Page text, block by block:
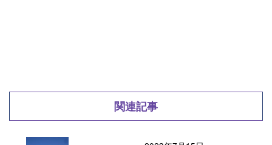
関連記事